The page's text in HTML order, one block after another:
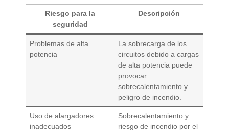
Riesgo para la
seguridad
Descripción
Problemas de alta
potencia
La sobrecarga de los
circuitos debido a cargas
de alta potencia puede
provocar
sobrecalentamiento y
peligro de incendio.
Uso de alargadores
inadecuados
Sobrecalentamiento y
riesgo de incendio por el